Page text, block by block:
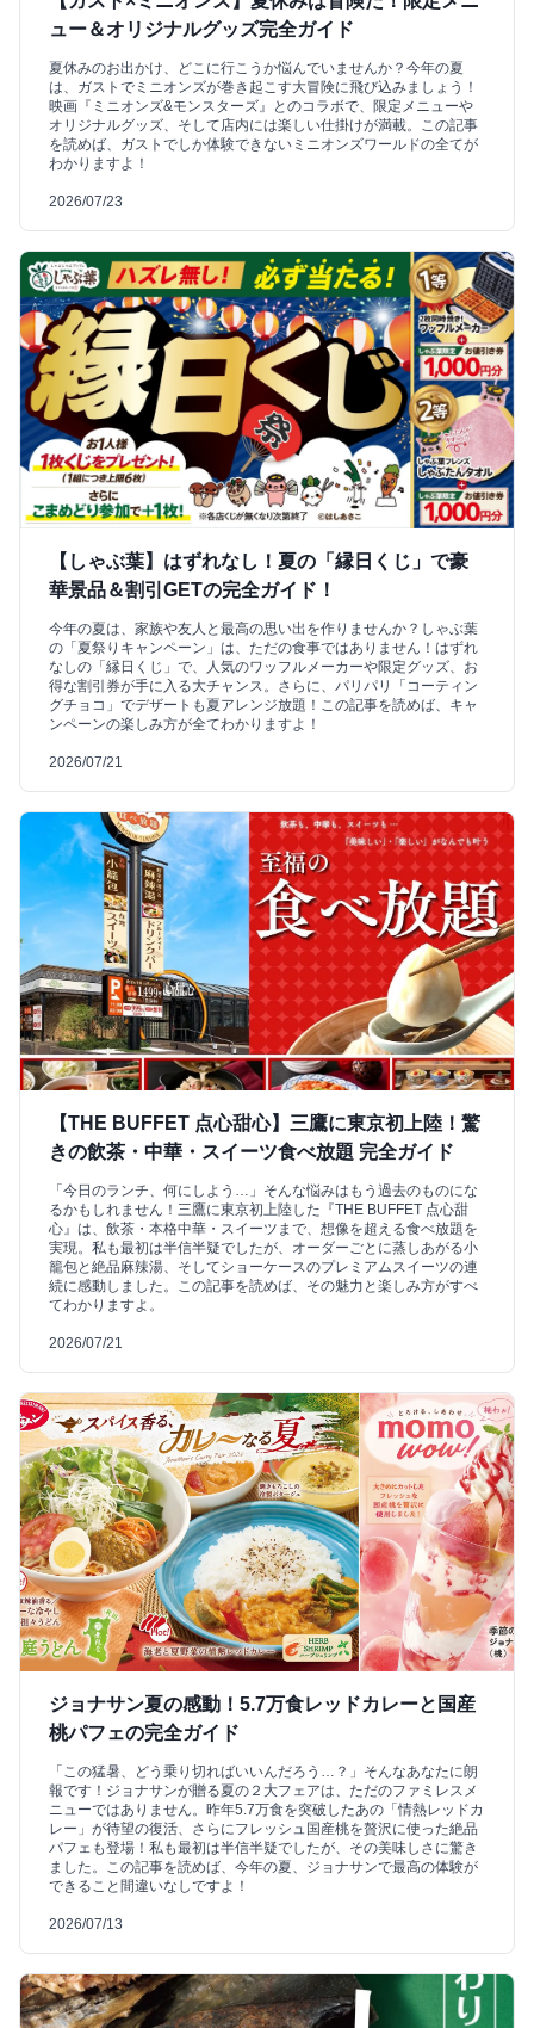
ュー＆オリジナルグッズ完全ガイド
夏休みのお出かけ、どこに行こうか悩んでいませんか？今年の夏
は、ガストでミニオンズが巻き起こす大冒険に飛び込みましょう！
映画『ミニオンズ&モンスターズ』とのコラボで、限定メニューや
オリジナルグッズ、そして店内には楽しい仕掛けが満載。この記事
を読めば、ガストでしか体験できないミニオンズワールドの全てが
わかりますよ！
2026/07/23
【しゃぶ葉】はずれなし！夏の「縁日くじ」で豪
華景品＆割引GETの完全ガイド！
今年の夏は、家族や友人と最高の思い出を作りませんか？しゃぶ葉
の「夏祭りキャンペーン」は、ただの食事ではありません！はずれ
なしの「縁日くじ」で、人気のワッフルメーカーや限定グッズ、お
得な割引券が手に入る大チャンス。さらに、パリパリ「コーティン
グチョコ」でデザートも夏アレンジ放題！この記事を読めば、キャ
ンペーンの楽しみ方が全てわかりますよ！
2026/07/21
【THE BUFFET 点心甜心】三鷹に東京初上陸！驚
きの飲茶・中華・スイーツ食べ放題 完全ガイド
「今日のランチ、何にしよう…」そんな悩みはもう過去のものにな
るかもしれません！三鷹に東京初上陸した『THE BUFFET 点心甜
心』は、飲茶・本格中華・スイーツまで、想像を超える食べ放題を
実現。私も最初は半信半疑でしたが、オーダーごとに蒸しあがる小
籠包と絶品麻辣湯、そしてショーケースのプレミアムスイーツの連
続に感動しました。この記事を読めば、その魅力と楽しみ方がすべ
てわかりますよ。
2026/07/21
ジョナサン夏の感動！5.7万食レッドカレーと国産
桃パフェの完全ガイド
「この猛暑、どう乗り切ればいいんだろう…？」そんなあなたに朗
報です！ジョナサンが贈る夏の２大フェアは、ただのファミレスメ
ニューではありません。昨年5.7万食を突破したあの「情熱レッドカ
レー」が待望の復活、さらにフレッシュ国産桃を贅沢に使った絶品
パフェも登場！私も最初は半信半疑でしたが、その美味しさに驚き
ました。この記事を読めば、今年の夏、ジョナサンで最高の体験が
できること間違いなしですよ！
2026/07/13